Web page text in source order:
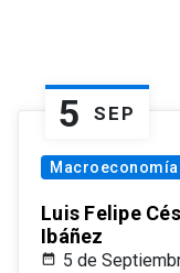
5 SEP
Macroeconomía
Luis Felipe
Ibáñez
5 de